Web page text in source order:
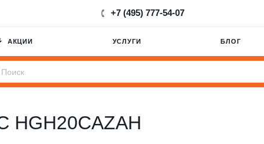
+7 (495) 777-54-07
АКЦИИ УСЛУГИ БЛОГ
HGH20CAZAH